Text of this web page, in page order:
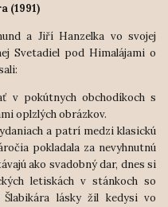
(1991)
a Jiří Hanzelka vo svojej
Svetadiel pod Himalájami o
v pokútnych obchodíkoch s
oplzlých obrázkov.
a patrí medzi klasickú
pokladala za nevyhnutnú
ako svadobný dar, dnes si
letiskách v stánkoch so
lásky žil kedysi vo